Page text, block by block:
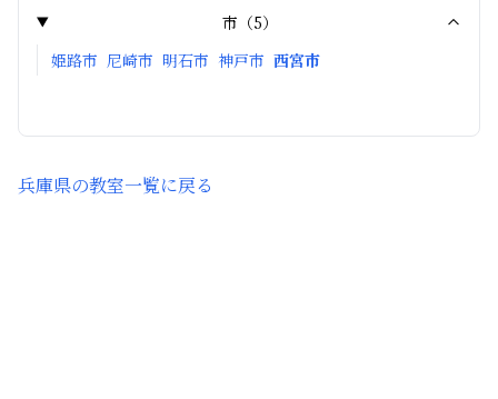
市 （5）
姫路市 尼崎市 明石市 神戸市 西宮市
兵庫県の教室一覧に戻る